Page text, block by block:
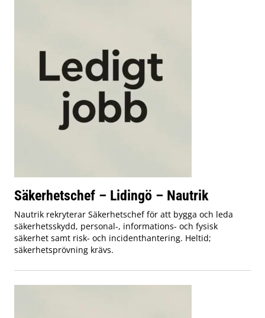
Säkerhetschef – Lidingö – Nautrik
Nautrik rekryterar Säkerhetschef för att bygga och leda
säkerhetsskydd, personal-, informations- och fysisk
säkerhet samt risk- och incidenthantering. Heltid;
säkerhetsprövning krävs.